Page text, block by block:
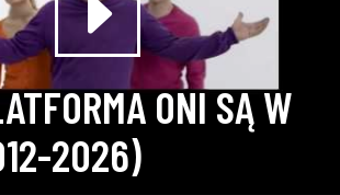
ONI SĄ W
2026)